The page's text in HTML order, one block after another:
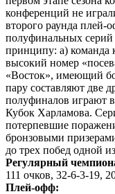
конференций не
второго раунда плей-
полуфинальных
принципу: а) команда
высокий номер
«Восток», имеющий
пару составляют две
полуфиналов играют
Кубок Харламова.
потерпевшие
бронзовыми
до трех побед одной
Регулярный
111 очков, 32-6-3-19,
Плей-офф: